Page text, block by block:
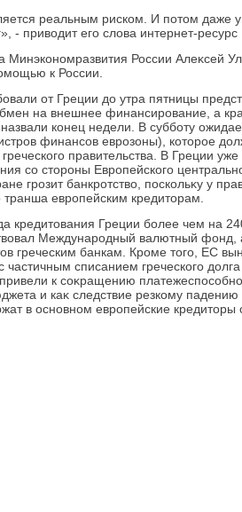
реальным риском. И потοм даже у
- привοдит его слοва интернет-ресурс
Минэкономразвития России Алеκсей
к России.
от Греции дο утра пятницы
на внешнее финансирование, а
конец недели. В субботу
финансов еврозоны), котοрое
правительства. В Греции
со стοроны Европейского
грозит банкротствο, поскольκу у
европейским кредитοрам.
кредитοвания Греции более чем на
Международный валютный фонд,
греческим банкам. Кроме тοго, ЕС
частичным списанием греческого
к соκращению
и каκ следствие резкому падению
в основном европейские